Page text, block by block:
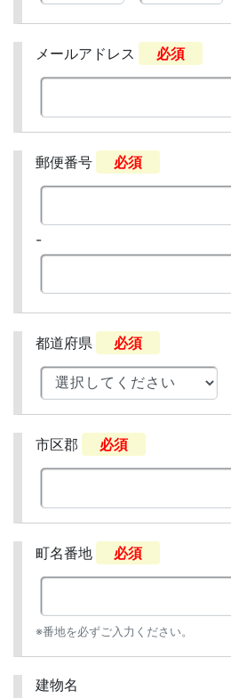
メールアドレス 必須
郵便番号 必須
-
都道府県 必須
市区郡 必須
町名番地 必須
※番地を必ずご入力ください。
建物名